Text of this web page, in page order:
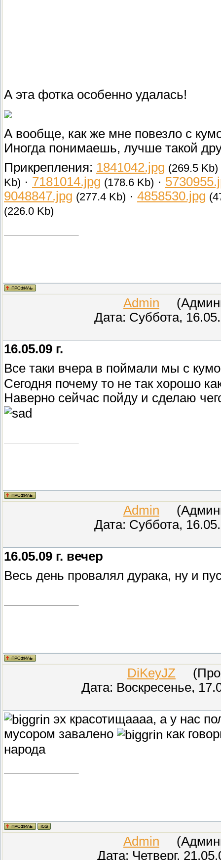
А эта фотка особенно удалась!
А вообще, как же мне повезло с
Иногда понимаешь, лучше такой
Прикрепления: 1841042.jpg (269.5 Kb)
Kb) · 7181014.jpg (178.6 Kb) ·
9048847.jpg (277.4 Kb) · 4858530.jpg
(226.0 Kb)
Admin
Дата: Суббота,
16.05.09 г.
Все таки вчера в поймали мы с
Сегодня почему то не так хорошо
Наверно сейчас пойду и сделаю
Admin
Дата: Суббота,
16.05.09 г. вечер
Весь день провалял дурака, ну и
DiKeyJZ
Дата: Воскресенье,
эх красотищаааа, а у нас
мусором завалено
как
народа
Admin
Дата: Четверг,